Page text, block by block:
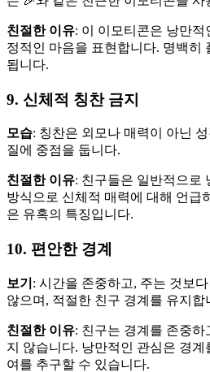
친절한 이유: 이 이모티콘은 낭만
정적인 마음을 표현합니다. 명백히
됩니다.
9. 신체적 칭찬 금지
모습: 칭찬은 외모나 매력이 아닌
질에 중점을 둡니다.
친절한 이유: 친구들은 일반적으로
방식으로 신체적 매력에 대해 언급
은 유혹의 특징입니다.
10. 편안한 경계
보기 : 시간을 존중하고, 주는 것보
않으며, 적절한 친구 경계를 유지합
친절한 이유: 친구는 경계를 존중
지 않습니다. 낭만적인 관심은 경
여를 추구할 수 있습니다.